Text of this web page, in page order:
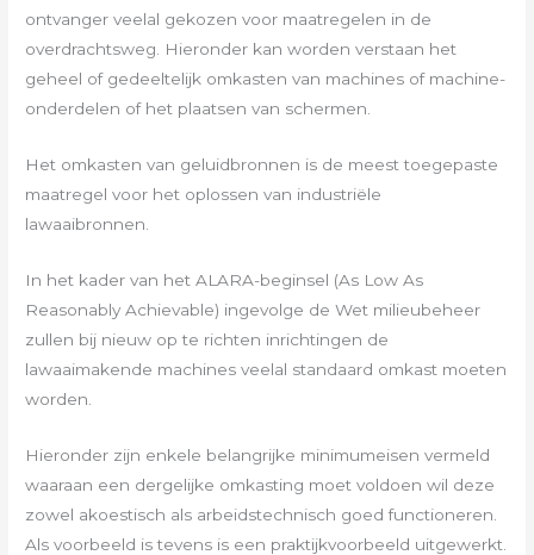
ontvanger veelal gekozen voor maatregelen in de
overdrachtsweg. Hieronder kan worden verstaan het
geheel of gedeeltelijk omkasten van machines of machine-
onderdelen of het plaatsen van schermen.
Het omkasten van geluidbronnen is de meest toegepaste
maatregel voor het oplossen van industriële
lawaaibronnen.
In het kader van het ALARA-beginsel (As Low As
Reasonably Achievable) ingevolge de Wet milieubeheer
zullen bij nieuw op te richten inrichtingen de
lawaaimakende machines veelal standaard omkast moeten
worden.
Hieronder zijn enkele belangrijke minimumeisen vermeld
waaraan een dergelijke omkasting moet voldoen wil deze
zowel akoestisch als arbeidstechnisch goed functioneren.
Als voorbeeld is tevens is een praktijkvoorbeeld uitgewerkt.